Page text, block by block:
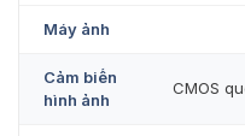
Máy ảnh
Cảm biến
hình ảnh
CMOS